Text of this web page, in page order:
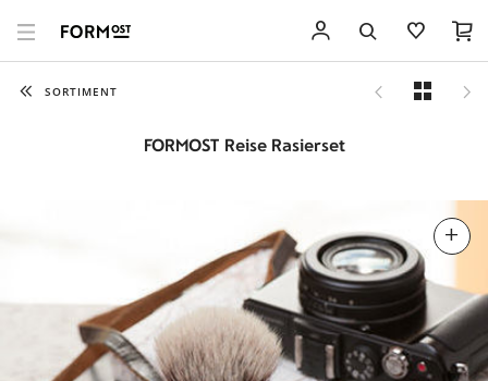
SORTIMENT
FORMOST Reise Rasierset